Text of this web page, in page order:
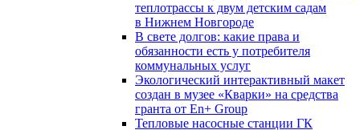
теплотрассы к двум детским садам
в Нижнем Новгороде
В свете долгов: какие права и
обязанности есть у потребителя
коммунальных услуг
Экологический интерактивный макет
создан в музее «Кварки» на средства
гранта от En+ Group
Тепловые насосные станции ГК